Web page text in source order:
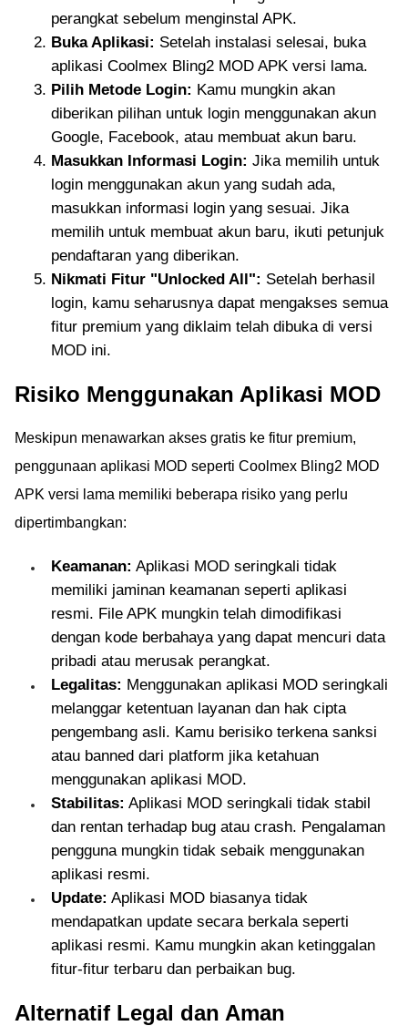
perangkat sebelum menginstal APK.
Buka Aplikasi: Setelah instalasi selesai, buka
aplikasi Coolmex Bling2 MOD APK versi lama.
Pilih Metode Login: Kamu mungkin akan
diberikan pilihan untuk login menggunakan akun
Google, Facebook, atau membuat akun baru.
Masukkan Informasi Login: Jika memilih untuk
login menggunakan akun yang sudah ada,
masukkan informasi login yang sesuai. Jika
memilih untuk membuat akun baru, ikuti petunjuk
pendaftaran yang diberikan.
Nikmati Fitur "Unlocked All": Setelah berhasil
login, kamu seharusnya dapat mengakses semua
fitur premium yang diklaim telah dibuka di versi
MOD ini.
Risiko Menggunakan Aplikasi MOD
Meskipun menawarkan akses gratis ke fitur premium,
penggunaan aplikasi MOD seperti Coolmex Bling2 MOD
APK versi lama memiliki beberapa risiko yang perlu
dipertimbangkan:
Keamanan: Aplikasi MOD seringkali tidak
memiliki jaminan keamanan seperti aplikasi
resmi. File APK mungkin telah dimodifikasi
dengan kode berbahaya yang dapat mencuri data
pribadi atau merusak perangkat.
Legalitas: Menggunakan aplikasi MOD seringkali
melanggar ketentuan layanan dan hak cipta
pengembang asli. Kamu berisiko terkena sanksi
atau banned dari platform jika ketahuan
menggunakan aplikasi MOD.
Stabilitas: Aplikasi MOD seringkali tidak stabil
dan rentan terhadap bug atau crash. Pengalaman
pengguna mungkin tidak sebaik menggunakan
aplikasi resmi.
Update: Aplikasi MOD biasanya tidak
mendapatkan update secara berkala seperti
aplikasi resmi. Kamu mungkin akan ketinggalan
fitur-fitur terbaru dan perbaikan bug.
Alternatif Legal dan Aman